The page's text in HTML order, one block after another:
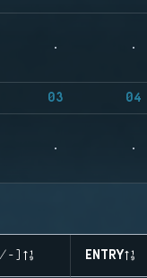
03 04
) ENTRY